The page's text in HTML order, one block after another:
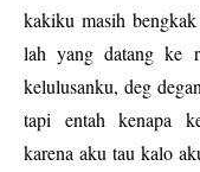
kakiku masih
lah yang datang ke
kelulusanku, deg
tapi entah kenapa
karena aku tau kalo